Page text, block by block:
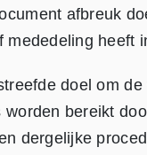
afbreuk
mededeling heeft
doel om
bereikt
dergelijke